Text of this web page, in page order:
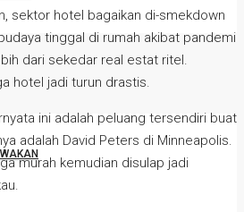
sektor hotel bagaikan di-smekdown
tinggal di rumah akibat pandemi
dari sekedar real estat ritel.
hotel jadi turun drastis.
ini adalah peluang tersendiri buat
adalah David Peters di Minneapolis.
murah kemudian disulap jadi